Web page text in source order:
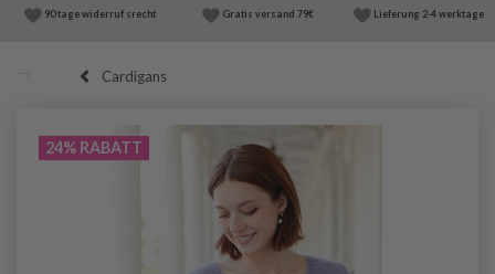
90 tage widerruf srecht Gratis versand 79€ Lieferung 2-4 werktage
Cardigans
24% RABATT